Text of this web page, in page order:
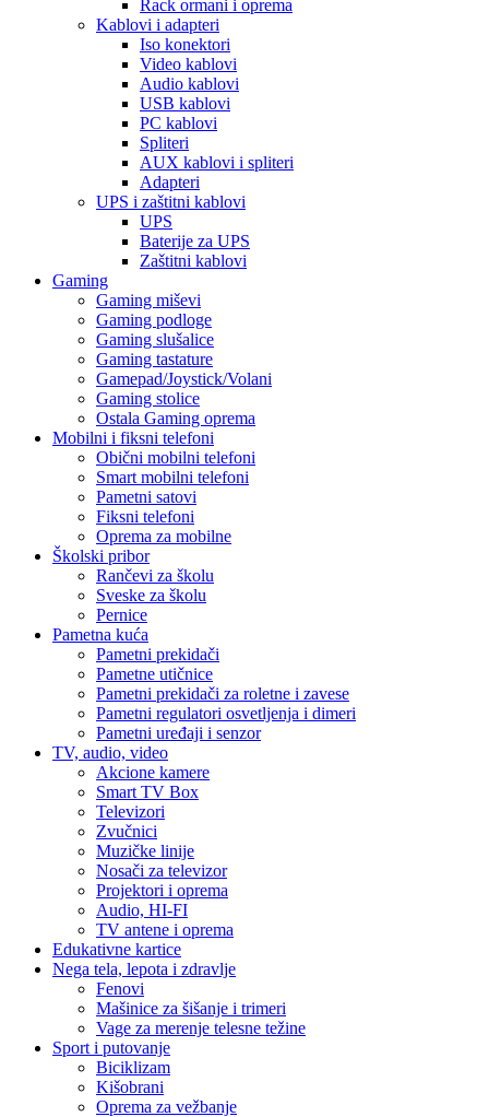
Rack ormani i oprema
Kablovi i adapteri
Iso konektori
Video kablovi
Audio kablovi
USB kablovi
PC kablovi
Spliteri
AUX kablovi i spliteri
Adapteri
UPS i zaštitni kablovi
UPS
Baterije za UPS
Zaštitni kablovi
Gaming
Gaming miševi
Gaming podloge
Gaming slušalice
Gaming tastature
Gamepad/Joystick/Volani
Gaming stolice
Ostala Gaming oprema
Mobilni i fiksni telefoni
Obični mobilni telefoni
Smart mobilni telefoni
Pametni satovi
Fiksni telefoni
Oprema za mobilne
Školski pribor
Rančevi za školu
Sveske za školu
Pernice
Pametna kuća
Pametni prekidači
Pametne utičnice
Pametni prekidači za roletne i zavese
Pametni regulatori osvetljenja i dimeri
Pametni uređaji i senzor
TV, audio, video
Akcione kamere
Smart TV Box
Televizori
Zvučnici
Muzičke linije
Nosači za televizor
Projektori i oprema
Audio, HI-FI
TV antene i oprema
Edukativne kartice
Nega tela, lepota i zdravlje
Fenovi
Mašinice za šišanje i trimeri
Vage za merenje telesne težine
Sport i putovanje
Biciklizam
Kišobrani
Oprema za vežbanje